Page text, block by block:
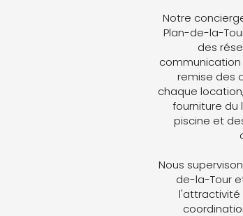
Notre
Plan-de-la-
des
remise des
chaque
fourniture du
piscine et
Nous
de-la-Tour
l'attractivité